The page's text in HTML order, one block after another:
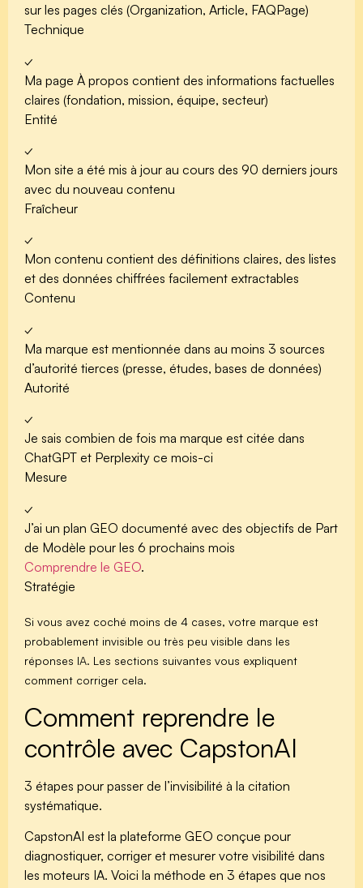
sur les pages clés (Organization, Article, FAQPage)
Technique
✓
Ma page À propos contient des informations factuelles
claires (fondation, mission, équipe, secteur)
Entité
✓
Mon site a été mis à jour au cours des 90 derniers jours
avec du nouveau contenu
Fraîcheur
✓
Mon contenu contient des définitions claires, des listes
et des données chiffrées facilement extractables
Contenu
✓
Ma marque est mentionnée dans au moins 3 sources
d’autorité tierces (presse, études, bases de données)
Autorité
✓
Je sais combien de fois ma marque est citée dans
ChatGPT et Perplexity ce mois-ci
Mesure
✓
J’ai un plan GEO documenté avec des objectifs de Part
de Modèle pour les 6 prochains mois
Comprendre le GEO.
Stratégie
Si vous avez coché moins de 4 cases, votre marque est
probablement invisible ou très peu visible dans les
réponses IA. Les sections suivantes vous expliquent
comment corriger cela.
Comment reprendre le
contrôle avec CapstonAI
3 étapes pour passer de l’invisibilité à la citation
systématique.
CapstonAI est la plateforme GEO conçue pour
diagnostiquer, corriger et mesurer votre visibilité dans
les moteurs IA. Voici la méthode en 3 étapes que nos